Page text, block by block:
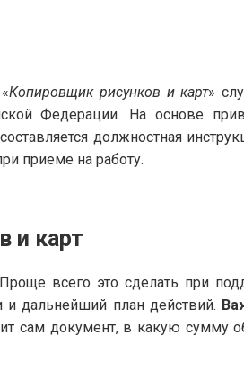
Копировщик рисунков и карт»
Федерации. На основе
должностная
приеме на работу.
и карт
всего это сделать при
дальнейший план действий.
сам документ, в какую сумму